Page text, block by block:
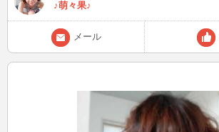
♪萌々果♪
メール